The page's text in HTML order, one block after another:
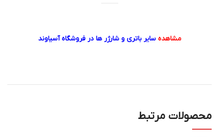
مشاهده سایر باتری و شارژر ها در فروشگاه آسیاوند
محصولات مرتبط